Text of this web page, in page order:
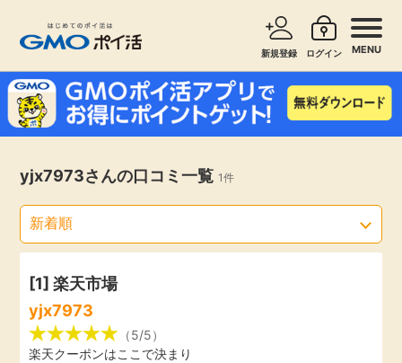
新規登録 ログイン MENU
お知らせ
新着
高還元
無料
サービスで探す ショッピングで探す
旅行・レンタカー
エンタメ
クレジットカード
yjx7973さんの口コミ一覧 1件
[1]楽天市場
yjx7973
（5/5）
楽天クーポンはここで決まり